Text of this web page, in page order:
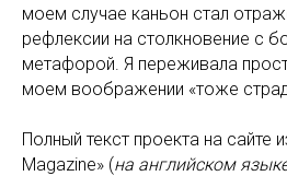
моем случае каньон стал
рефлексии на столкновение с
метафорой. Я переживала
моем воображении «тоже
Полный текст проекта на сайте
Magazine» (на английском